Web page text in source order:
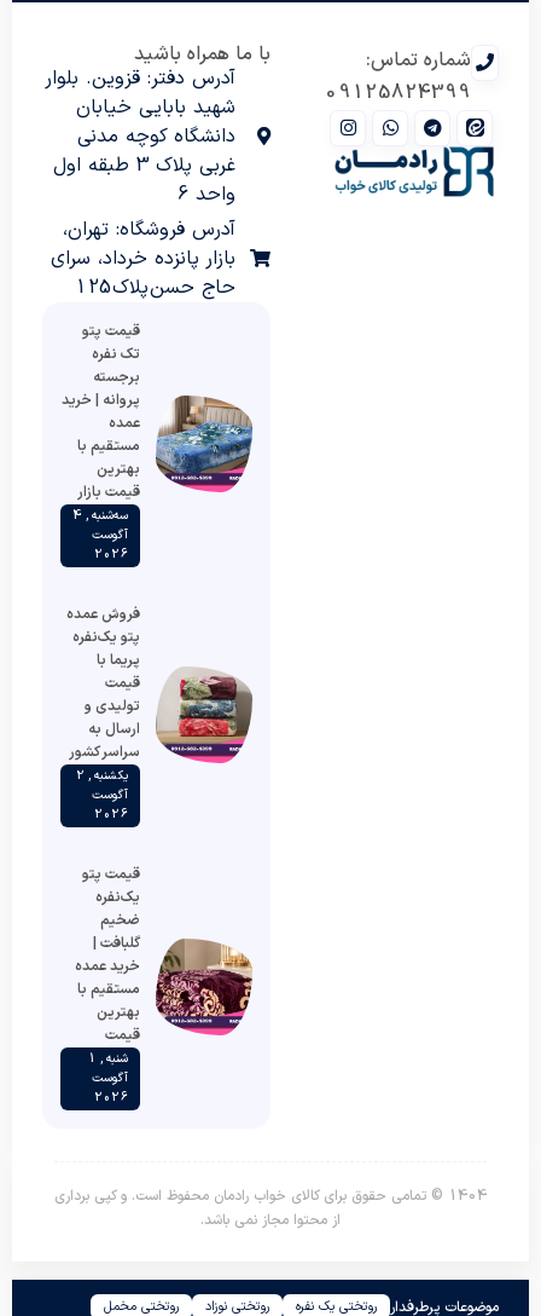
شماره تماس:
09125824399
با ما همراه باشید
آدرس دفتر: قزوین. بلوار
شهید بابایی خیابان
دانشگاه کوچه مدنی
غربی پلاک 3 طبقه اول
واحد 6
آدرس فروشگاه: تهران،
بازار پانزده خرداد، سرای
حاج حسن پلاک 125
قیمت پتو
تک نفره
برجسته
پروانه | خرید
عمده
مستقیم با
بهترین
قیمت بازار
سه‌شنبه , 4
آگوست
2026
فروش عمده
پتو یک‌نفره
پریما با
قیمت
تولیدی و
ارسال به
سراسر کشور
یکشنبه , 2
آگوست
2026
قیمت پتو
یک‌نفره
ضخیم
گلبافت |
خرید عمده
مستقیم با
بهترین
قیمت
شنبه , 1
آگوست
2026
1404 © تمامی حقوق برای کالای خواب رادمان محفوظ است. و کپی برداری
از محتوا مجاز نمی باشد.
موضوعات پرطرفدار روتختی یک نفره روتختی نوزاد روتختی مخمل